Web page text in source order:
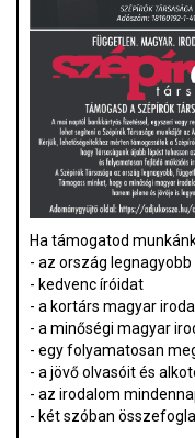
Ha támogatod
- az ország
- kedvenc íróidat
- a kortárs magyar
- a minőségi magyar
- egy folyamatosan
- a jövő olvasóit és
- az irodalom
- két szóban